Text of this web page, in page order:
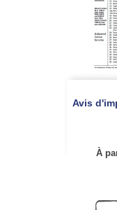
Avis
À